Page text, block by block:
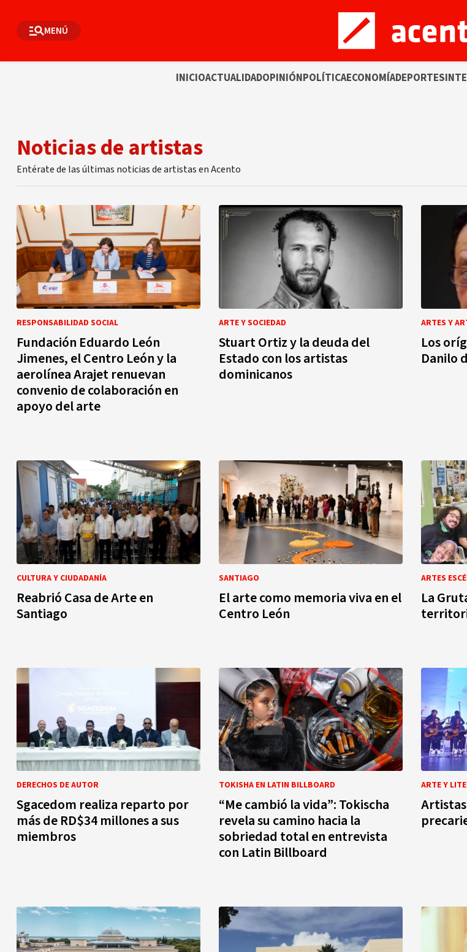
MENÚ
INICIOACTUALIDADOPINIÓNPOLÍTICAECONOMÍADEPORTES
Noticias de artistas
Entérate de las últimas noticias de artistas en Acento
RESPONSABILIDAD SOCIAL
Fundación Eduardo León
Jimenes, el Centro León y la
aerolínea Arajet renuevan
convenio de colaboración en
apoyo del arte
ARTE Y SOCIEDAD
Stuart Ortiz y la deuda del
Estado con los artistas
dominicanos
ARTES Y
Los
Danilo
CULTURA Y CIUDADANÍA
Reabrió Casa de Arte en
Santiago
SANTIAGO
El arte como memoria viva en el
Centro León
ARTES
La
DERECHOS DE AUTOR
Sgacedom realiza reparto por
más de RD$34 millones a sus
miembros
TOKISHA EN LATIN BILLBOARD
“Me cambió la vida”: Tokischa
revela su camino hacia la
sobriedad total en entrevista
con Latin Billboard
ARTE Y